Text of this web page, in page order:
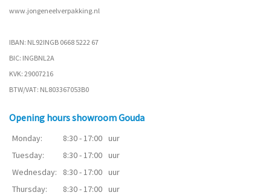
www.jongeneelverpakking.nl
IBAN: NL92INGB 0668 5222 67
BIC: INGBNL2A
KVK: 29007216
BTW/VAT: NL803367053B0
Opening hours showroom Gouda
Monday: 8:30 - 17:00 uur
Tuesday:
8:30 - 17:00 uur
Wednesday:
8:30 - 17:00 uur
Thursday:
8:30 - 17:00 uur